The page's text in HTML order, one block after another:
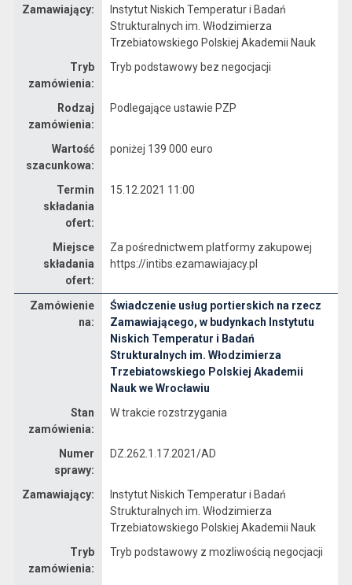
Zamawiający:
Instytut Niskich Temperatur i Badań
Strukturalnych im. Włodzimierza
Trzebiatowskiego Polskiej Akademii Nauk
Tryb
zamówienia:
Tryb podstawowy bez negocjacji
Rodzaj
zamówienia:
Podlegające ustawie PZP
Wartość
szacunkowa:
poniżej 139 000 euro
Termin
składania
ofert:
15.12.2021 11:00
Miejsce
składania
ofert:
Za pośrednictwem platformy zakupowej
https://intibs.ezamawiajacy.pl
Zamówienie
na:
Świadczenie usług portierskich na rzecz
Zamawiającego, w budynkach Instytutu
Niskich Temperatur i Badań
Strukturalnych im. Włodzimierza
Trzebiatowskiego Polskiej Akademii
Nauk we Wrocławiu
Stan
zamówienia:
W trakcie rozstrzygania
Numer
sprawy:
DZ.262.1.17.2021/AD
Zamawiający:
Instytut Niskich Temperatur i Badań
Strukturalnych im. Włodzimierza
Trzebiatowskiego Polskiej Akademii Nauk
Tryb
zamówienia:
Tryb podstawowy z mozliwością negocjacji